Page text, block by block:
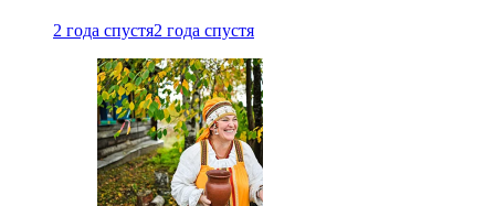
2 года спустя2 года спустя